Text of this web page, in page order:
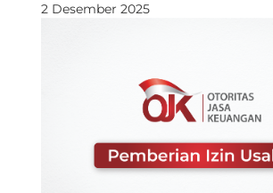
2 Desember 2025